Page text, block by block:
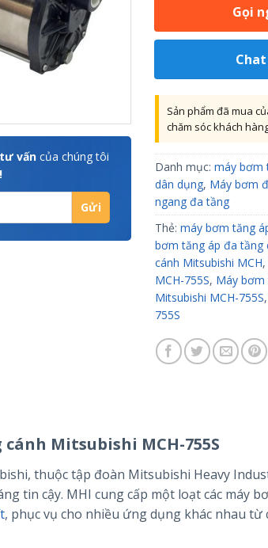
vấn của chúng tôi
Gọi
Sản phẩm đã mua
chăm sóc khách
Danh mục: máy bơm
dân dụng, Máy bơm
ngang đa tầng
Thẻ: máy bơm tăng
bơm tăng áp đa tầng
cánh Mitsubishi MCH,
MCH-755S, Máy bơm
Mitsubishi MCH-755S,
755S
Mitsubishi MCH-755S
thuộc tập đoàn Mitsubishi Heavy
tin cậy. MHI cung cấp một loạt các máy
, phục vụ cho nhiều ứng dụng khác nhau